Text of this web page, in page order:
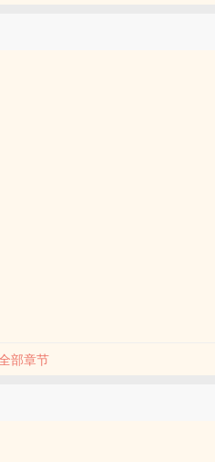
，就算是我的都不敢戴。”
然，赵曦亭在里头众星捧月，也
背景普通。
的晨钟。
部章节